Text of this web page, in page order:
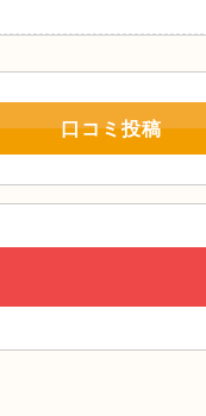
口コミ投稿